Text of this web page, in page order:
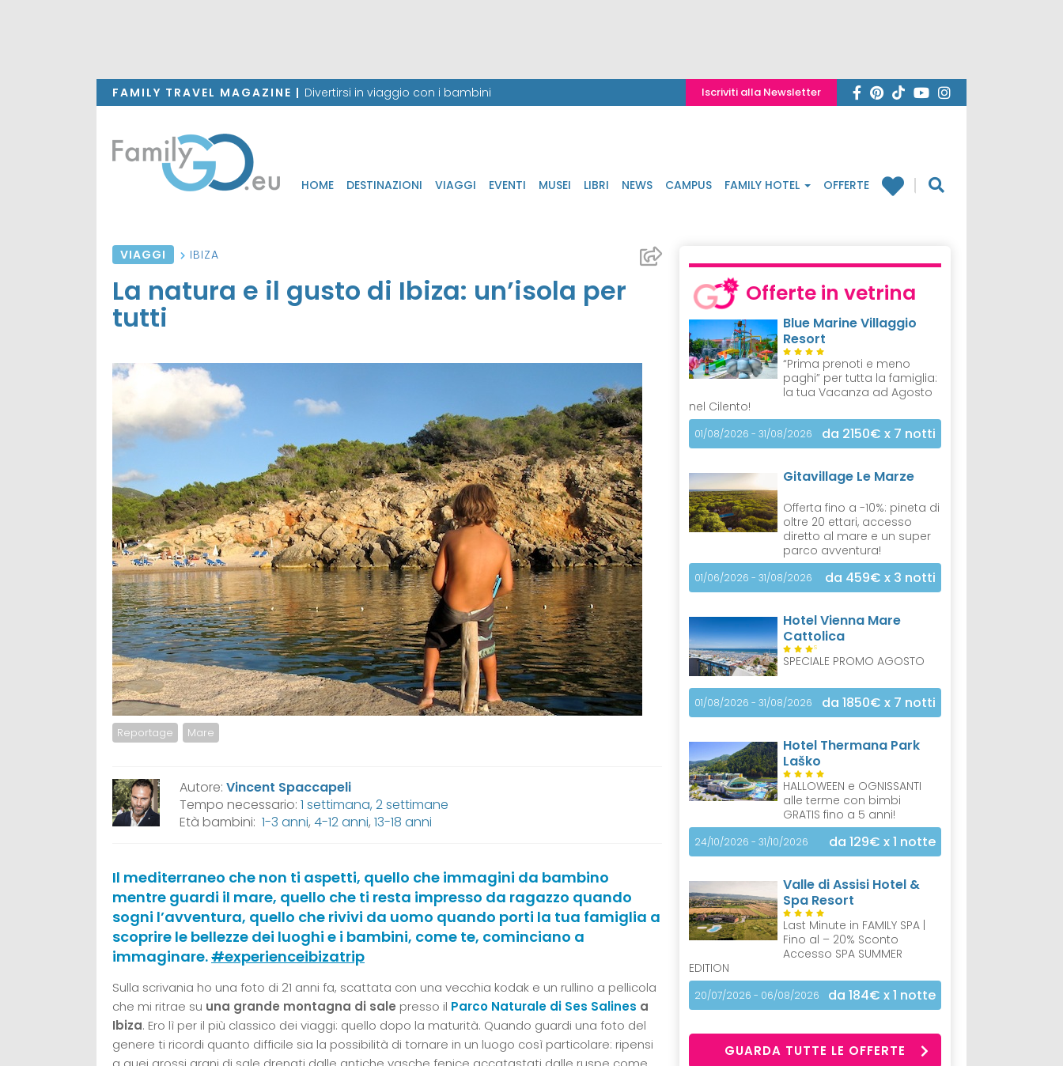
FAMILY TRAVEL MAGAZINE | Divertirsi in viaggio con i bambini Iscriviti alla Newsletter
HOME DESTINAZIONI VIAGGI EVENTI MUSEI LIBRI NEWS CAMPUS FAMILY HOTEL OFFERTE
VIAGGI IBIZA
La natura e il gusto di Ibiza: un’isola per
tutti
Reportage Mare
Autore: Vincent Spaccapeli
Tempo necessario: 1 settimana, 2 settimane
Età bambini: 1-3 anni, 4-12 anni, 13-18 anni
Il mediterraneo che non ti aspetti, quello che immagini da bambino
mentre guardi il mare, quello che ti resta impresso da ragazzo quando
sogni l’avventura, quello che rivivi da uomo quando porti la tua famiglia a
scoprire le bellezze dei luoghi e i bambini, come te, cominciano a
immaginare.#experienceibizatrip
Sulla scrivania ho una foto di 21 anni fa, scattata con una vecchia kodak e un rullino a pellicola
che mi ritrae su una grande montagna di sale presso il Parco Naturale di Ses Salines a
Ibiza. Ero lì per il più classico dei viaggi: quello dopo la maturità. Quando guardi una foto del
genere ti ricordi quanto difficile sia la possibilità di tornare in un luogo così particolare: ripensi
Offerte in vetrina
Blue Marine Villaggio
Resort
“Prima prenoti e meno
paghi” per tutta la famiglia:
la tua Vacanza ad Agosto
nel Cilento!
01/08/2026 - 31/08/2026 da 2150€ x 7 notti
Gitavillage Le Marze
Offerta fino a -10%: pineta di
oltre 20 ettari, accesso
diretto al mare e un super
parco avventura!
01/06/2026 - 31/08/2026 da 459€ x 3 notti
Hotel Vienna Mare
Cattolica
S
SPECIALE PROMO AGOSTO
01/08/2026 - 31/08/2026 da 1850€ x 7 notti
Hotel Thermana Park
Laško
HALLOWEEN e OGNISSANTI
alle terme con bimbi
GRATIS fino a 5 anni!
24/10/2026 - 31/10/2026 da 129€ x 1 notte
Valle di Assisi Hotel &
Spa Resort
Last Minute in FAMILY SPA |
Fino al – 20% Sconto
Accesso SPA SUMMER
EDITION
20/07/2026 - 06/08/2026 da 184€ x 1 notte
GUARDA TUTTE LE OFFERTE